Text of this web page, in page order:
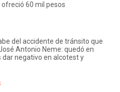
60 mil pesos
del accidente de tránsito que
Antonio Neme: quedó en
dar negativo en alcotest y